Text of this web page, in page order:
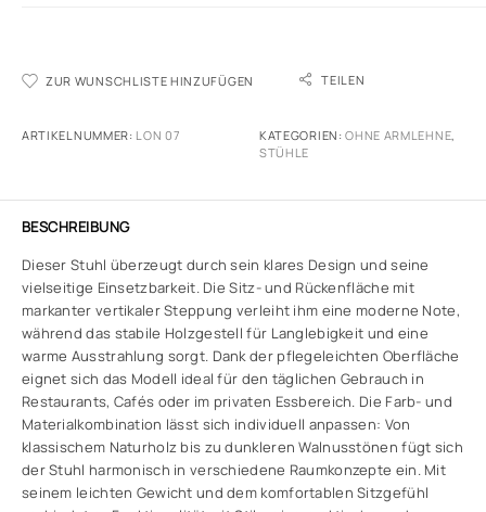
ZUR WUNSCHLISTE HINZUFÜGEN TEILEN
ARTIKELNUMMER: LON 07 KATEGORIEN:OHNE ARMLEHNE,
STÜHLE
BESCHREIBUNG
Dieser Stuhl überzeugt durch sein klares Design und seine
vielseitige Einsetzbarkeit. Die Sitz- und Rückenfläche mit
markanter vertikaler Steppung verleiht ihm eine moderne Note,
während das stabile Holzgestell für Langlebigkeit und eine
warme Ausstrahlung sorgt. Dank der pflegeleichten Oberfläche
eignet sich das Modell ideal für den täglichen Gebrauch in
Restaurants, Cafés oder im privaten Essbereich. Die Farb- und
Materialkombination lässt sich individuell anpassen: Von
klassischem Naturholz bis zu dunkleren Walnusstönen fügt sich
der Stuhl harmonisch in verschiedene Raumkonzepte ein. Mit
seinem leichten Gewicht und dem komfortablen Sitzgefühl